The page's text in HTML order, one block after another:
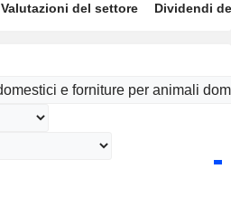
Valutazioni del settore Dividendi